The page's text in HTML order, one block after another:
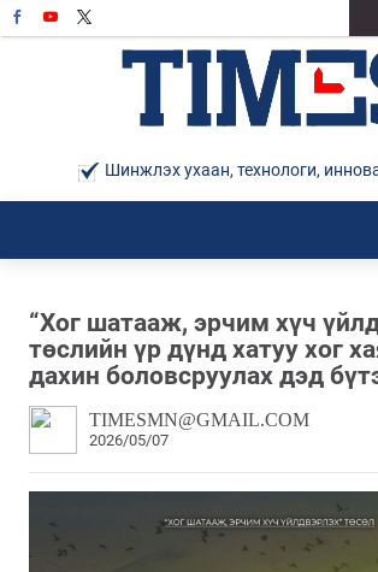
Шинжлэх ухаан, технологи,
“Хог шатааж, эрчим хүч
төслийн үр дүнд хатуу хог
дахин боловсруулах дэд
TIMESMN@GMAIL.COM
2026/05/07